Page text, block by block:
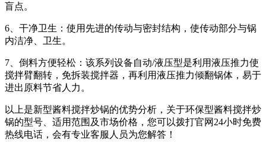
盲点。
6、干净卫生：使用先进的传动与密封结构，使传动部分与锅
内洁净、卫生。
7、倒料方便轻松：该系列设备自动/液压型是利用液压推力使
搅拌臂翻转，免拆装搅拌器，再利用液压推力倾翻锅体，易于
进出原料节省人力。
以上是新型酱料搅拌炒锅的优势分析，关于环保型酱料搅拌炒
锅的型号、适用范围及市场价格，您可以拨打官网24小时免费
热线电话，会有专业客服人员为您解答！